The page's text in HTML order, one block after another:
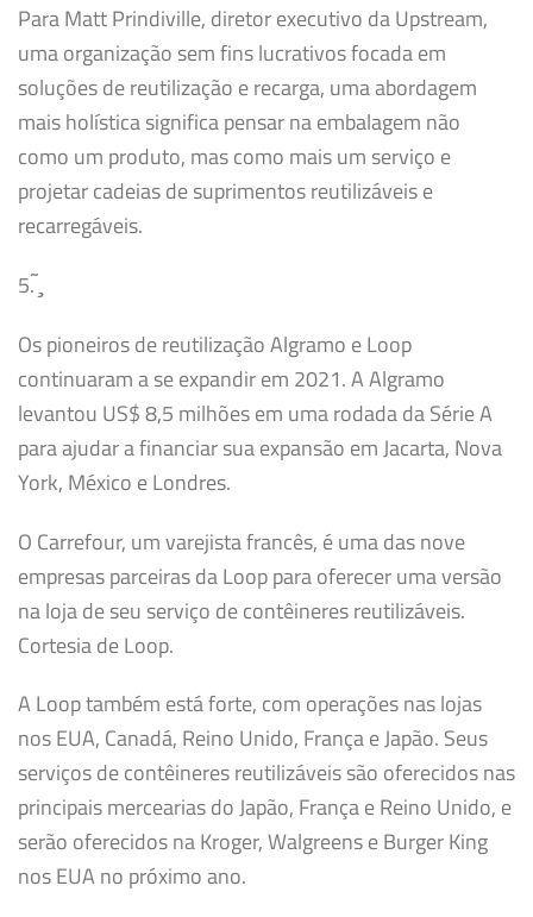
Para Matt Prindiville, diretor executivo da Upstream,
uma organização sem fins lucrativos focada em
soluções de reutilização e recarga, uma abordagem
mais holística significa pensar na embalagem não
como um produto, mas como mais um serviço e
projetar cadeias de suprimentos reutilizáveis ​​e
recarregáveis.
5.̧̃
Os pioneiros de reutilização Algramo e Loop
continuaram a se expandir em 2021. A Algramo
levantou US$ 8,5 milhões em uma rodada da Série A
para ajudar a financiar sua expansão em Jacarta, Nova
York, México e Londres.
O Carrefour, um varejista francês, é uma das nove
empresas parceiras da Loop para oferecer uma versão
na loja de seu serviço de contêineres reutilizáveis.
Cortesia de Loop.
A Loop também está forte, com operações nas lojas
nos EUA, Canadá, Reino Unido, França e Japão. Seus
serviços de contêineres reutilizáveis ​​são oferecidos nas
principais mercearias do Japão, França e Reino Unido, e
serão oferecidos na Kroger, Walgreens e Burger King
nos EUA no próximo ano.